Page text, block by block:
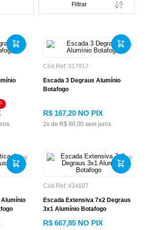
Filtrar
Cód.Ref: 317917
Escada 3 Degraus Alumínio
Botafogo
R$ 167,20 NO PIX
2x de R$ 88,00 sem juros
Alumínio
Cód.Ref: 434607
Escada Extensiva 7x2 Degraus
3x1 Alumínio Botafogo
R$ 667,85 NO PIX